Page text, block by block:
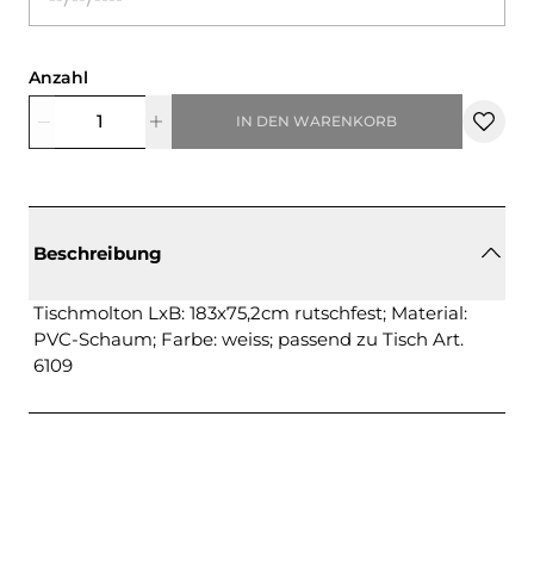
Anzahl
IN DEN WARENKORB
Beschreibung
Tischmolton LxB: 183x75,2cm rutschfest; Material:
PVC-Schaum; Farbe: weiss; passend zu Tisch Art.
6109